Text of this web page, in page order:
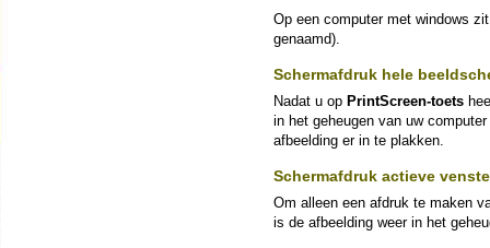
Op een computer met windows
genaamd).
Schermafdruk hele
Nadat u op PrintScreen-toets
in het geheugen van uw
afbeelding er in te plakken.
Schermafdruk actieve
Om alleen een afdruk te maken
is de afbeelding weer in het